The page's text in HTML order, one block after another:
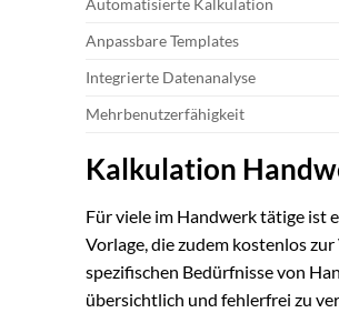
Automatisierte Kalkulation
Anpassbare Templates
Integrierte Datenanalyse
Mehrbenutzerfähigkeit
Kalkulation
Für viele im Handwerk tätige ist
Vorlage, die zudem kostenlos
spezifischen Bedürfnisse von
übersichtlich und fehlerfrei zu